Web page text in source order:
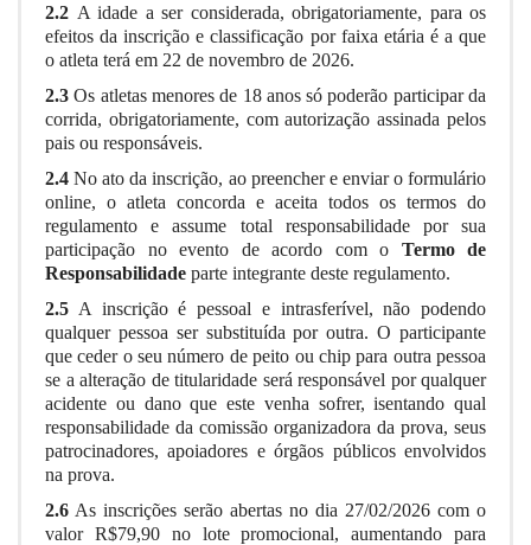
2.2 A idade a ser considerada, obrigatoriamente, para os
efeitos da inscrição e classificação por faixa etária é a que
o atleta terá em 22 de novembro de 2026.
2.3 Os atletas menores de 18 anos só poderão participar da
corrida, obrigatoriamente, com autorização assinada pelos
pais ou responsáveis.
2.4No ato da inscrição, ao preencher e enviar o formulário
online, o atleta concorda e aceita todos os termos do
regulamento e assume total responsabilidade por sua
participação no evento de acordo com o Termo de
Responsabilidade parte integrante deste regulamento.
2.5 A inscrição é pessoal e intrasferível, não podendo
qualquer pessoa ser substituída por outra. O participante
que ceder o seu número de peito ou chip para outra pessoa
se a alteração de titularidade será responsável por qualquer
acidente ou dano que este venha sofrer, isentando qual
responsabilidade da comissão organizadora da prova, seus
patrocinadores, apoiadores e órgãos públicos envolvidos
na prova.
2.6 As inscrições serão abertas no dia 27/02/2026 com o
valor R$79,90 no lote promocional, aumentando para